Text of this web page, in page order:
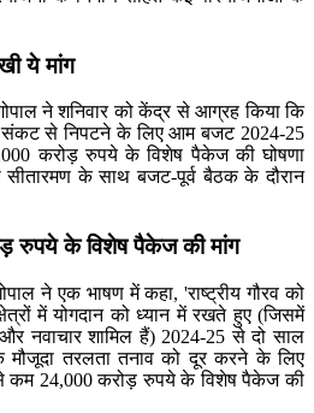
ये मांग
ने शनिवार को केंद्र से आग्रह किया कि
संकट से निपटने के लिए आम बजट 2024-25
करोड़ रुपये के विशेष पैकेज की घोषणा
सीतारमण के साथ बजट-पूर्व बैठक के दौरान
के विशेष पैकेज की मांग
ने एक भाषण में कहा, 'राष्ट्रीय गौरव को
में योगदान को ध्यान में रखते हुए (जिसमें
नवाचार शामिल हैं) 2024-25 से दो साल
मौजूदा तरलता तनाव को दूर करने के लिए
कम 24,000 करोड़ रुपये के विशेष पैकेज की